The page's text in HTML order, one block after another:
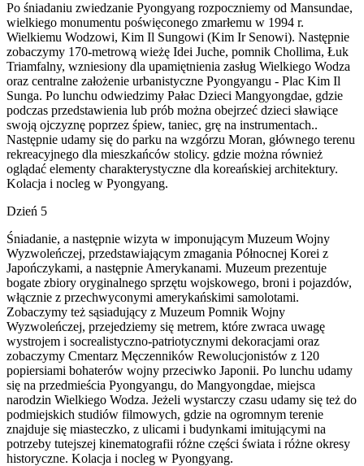
Po śniadaniu zwiedzanie Pyongyang rozpoczniemy od Mansundae,
wielkiego monumentu poświęconego zmarłemu w 1994 r.
Wielkiemu Wodzowi, Kim Il Sungowi (Kim Ir Senowi). Następnie
zobaczymy 170-metrową wieżę Idei Juche, pomnik Chollima, Łuk
Triamfalny, wzniesiony dla upamiętnienia zasług Wielkiego Wodza
oraz centralne założenie urbanistyczne Pyongyangu - Plac Kim Il
Sunga. Po lunchu odwiedzimy Pałac Dzieci Mangyongdae, gdzie
podczas przedstawienia lub prób można obejrzeć dzieci sławiące
swoją ojczyznę poprzez śpiew, taniec, grę na instrumentach..
Następnie udamy się do parku na wzgórzu Moran, głównego terenu
rekreacyjnego dla mieszkańców stolicy. gdzie można również
oglądać elementy charakterystyczne dla koreańskiej architektury.
Kolacja i nocleg w Pyongyang.
Dzień 5
Śniadanie, a następnie wizyta w imponującym Muzeum Wojny
Wyzwoleńczej, przedstawiającym zmagania Północnej Korei z
Japończykami, a następnie Amerykanami. Muzeum prezentuje
bogate zbiory oryginalnego sprzętu wojskowego, broni i pojazdów,
włącznie z przechwyconymi amerykańskimi samolotami.
Zobaczymy też sąsiadujący z Muzeum Pomnik Wojny
Wyzwoleńczej, przejedziemy się metrem, które zwraca uwagę
wystrojem i socrealistyczno-patriotycznymi dekoracjami oraz
zobaczymy Cmentarz Męczenników Rewolucjonistów z 120
popiersiami bohaterów wojny przeciwko Japonii. Po lunchu udamy
się na przedmieścia Pyongyangu, do Mangyongdae, miejsca
narodzin Wielkiego Wodza. Jeżeli wystarczy czasu udamy się też do
podmiejskich studiów filmowych, gdzie na ogromnym terenie
znajduje się miasteczko, z ulicami i budynkami imitującymi na
potrzeby tutejszej kinematografii różne części świata i różne okresy
historyczne. Kolacja i nocleg w Pyongyang.